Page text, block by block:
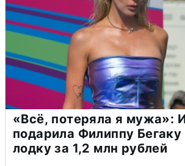
«Всё, потеряла я мужа»:
подарила Филиппу
лодку за 1,2 млн рублей